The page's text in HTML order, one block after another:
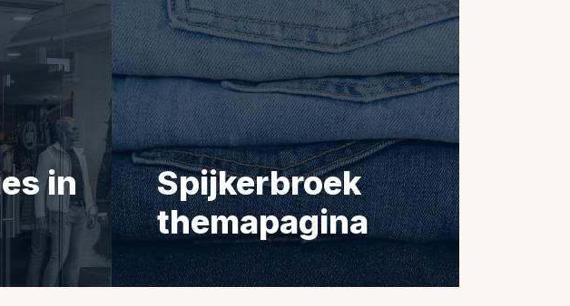
in
Spijkerbroek
themapagina